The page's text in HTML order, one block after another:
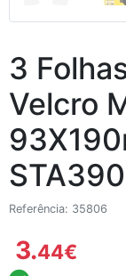
3
Velcro
Referência: 35806
3.44€